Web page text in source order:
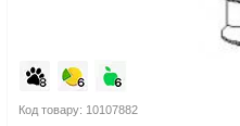
Код товару: 10107882